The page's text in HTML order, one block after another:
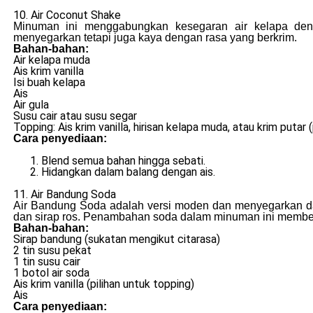
10. Air Coconut Shake
Minuman ini menggabungkan kesegaran air kelapa
menyegarkan tetapi juga kaya dengan rasa yang berkrim.
Bahan-bahan:
Air kelapa muda
Ais krim vanilla
Isi buah kelapa
Ais
Air gula
Susu cair atau susu segar
Topping: Ais krim vanilla, hirisan kelapa muda, atau krim putar
Cara penyediaan:
Blend semua bahan hingga sebati.
Hidangkan dalam balang dengan ais.
11. Air Bandung Soda
Air Bandung Soda adalah versi moden dan menyegarkan
dan sirap ros. Penambahan soda dalam minuman ini
Bahan-bahan:
Sirap bandung (sukatan mengikut citarasa)
2 tin susu pekat
1 tin susu cair
1 botol air soda
Ais krim vanilla (pilihan untuk topping)
Ais
Cara penyediaan: